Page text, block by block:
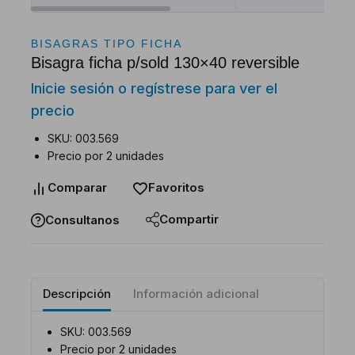
BISAGRAS TIPO FICHA
Bisagra ficha p/sold 130×40 reversible
Inicie sesión o regístrese para ver el
precio
SKU: 003.569
Precio por 2 unidades
Comparar Favoritos
Consultanos Compartir
Descripción Información adicional
SKU: 003.569
Precio por 2 unidades